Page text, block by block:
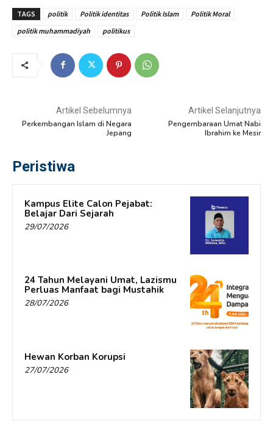
TAGS politik Politik identitas Politik Islam
Politik Moral
politik muhammadiyah
politikus
Artikel Sebelumnya
Perkembangan Islam di Negara
Jepang
Artikel Selanjutnya
Pengembaraan Umat Nabi
Ibrahim ke Mesir
Peristiwa
Kampus Elite Calon Pejabat:
Belajar Dari Sejarah
29/07/2026
24 Tahun Melayani Umat, Lazismu
Perluas Manfaat bagi Mustahik
28/07/2026
Hewan Korban Korupsi
27/07/2026